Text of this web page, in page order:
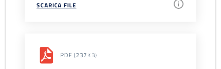
SCARICA FILE
PDF (237KB)